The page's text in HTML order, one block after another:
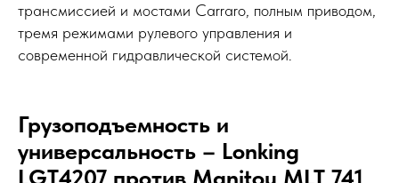
трансмиссией и мостами Carraro, полным приводом,
тремя режимами рулевого управления и
современной гидравлической системой.
Грузоподъемность и
универсальность – Lonking
LGT4207 против Manitou MLT 741